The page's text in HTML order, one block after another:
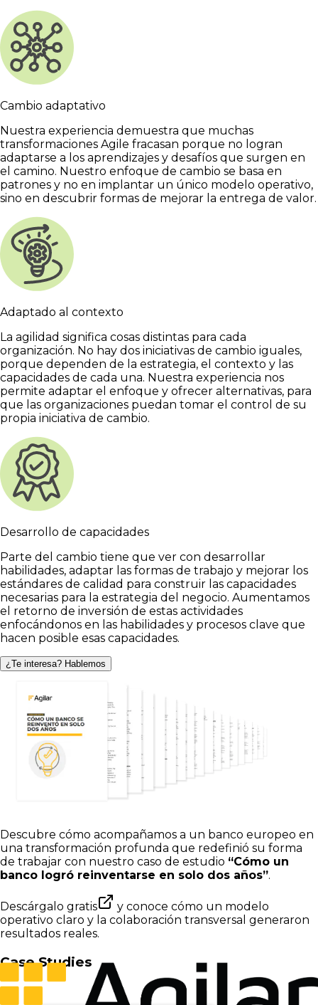
Cambio adaptativo
Nuestra experiencia demuestra que muchas
transformaciones Agile fracasan porque no logran
adaptarse a los aprendizajes y desafíos que surgen en
el camino. Nuestro enfoque de cambio se basa en
patrones y no en implantar un único modelo operativo,
sino en descubrir formas de mejorar la entrega de valor.
Adaptado al contexto
La agilidad significa cosas distintas para cada
organización. No hay dos iniciativas de cambio iguales,
porque dependen de la estrategia, el contexto y las
capacidades de cada una. Nuestra experiencia nos
permite adaptar el enfoque y ofrecer alternativas, para
que las organizaciones puedan tomar el control de su
propia iniciativa de cambio.
Desarrollo de capacidades
Parte del cambio tiene que ver con desarrollar
habilidades, adaptar las formas de trabajo y mejorar los
estándares de calidad para construir las capacidades
necesarias para la estrategia del negocio. Aumentamos
el retorno de inversión de estas actividades
enfocándonos en las habilidades y procesos clave que
hacen posible esas capacidades.
¿Te interesa? Hablemos
Descubre cómo acompañamos a un banco europeo en
una transformación profunda que redefinió su forma
de trabajar con nuestro caso de estudio “Cómo un
banco logró reinventarse en solo dos años”.
Descárgalo gratis
y conoce cómo un modelo
operativo claro y la colaboración transversal generaron
resultados reales.
Case Studies